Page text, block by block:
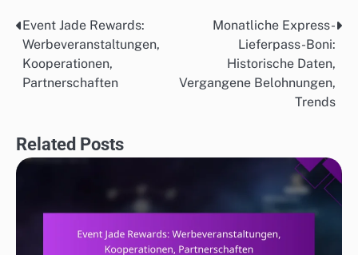
Post
navigation
Event Jade Rewards:
Werbeveranstaltungen,
Kooperationen,
Partnerschaften
Monatliche Express-
Lieferpass-Boni:
Historische Daten,
Vergangene Belohnungen,
Trends
Related Posts